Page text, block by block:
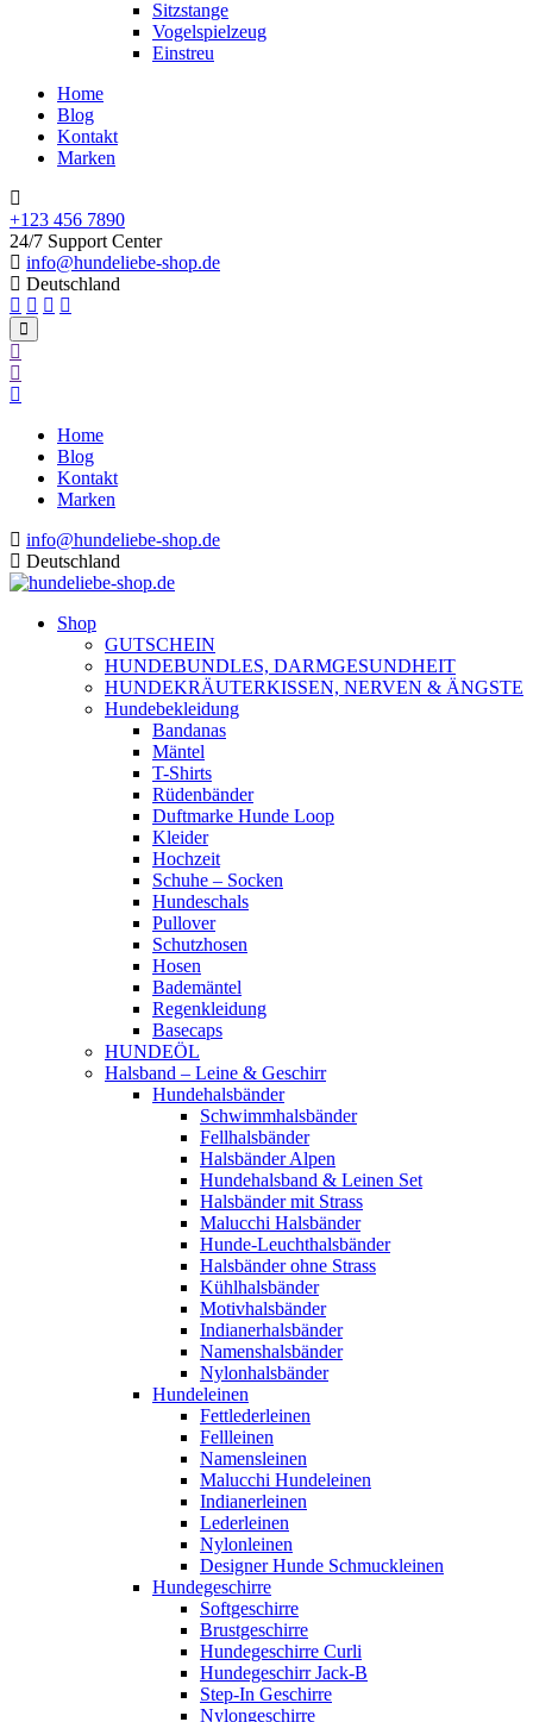
Sitzstange
Vogelspielzeug
Einstreu
Home
Blog
Kontakt
Marken
+123 456 7890
24/7 Support Center
info@hundeliebe-shop.de
Deutschland
Home
Blog
Kontakt
Marken
info@hundeliebe-shop.de
Deutschland
Shop
GUTSCHEIN
HUNDEBUNDLES, DARMGESUNDHEIT
HUNDEKRÄUTERKISSEN, NERVEN & ÄNGSTE
Hundebekleidung
Bandanas
Mäntel
T-Shirts
Rüdenbänder
Duftmarke Hunde Loop
Kleider
Hochzeit
Schuhe – Socken
Hundeschals
Pullover
Schutzhosen
Hosen
Bademäntel
Regenkleidung
Basecaps
HUNDEÖL
Halsband – Leine & Geschirr
Hundehalsbänder
Schwimmhalsbänder
Fellhalsbänder
Halsbänder Alpen
Hundehalsband & Leinen Set
Halsbänder mit Strass
Malucchi Halsbänder
Hunde-Leuchthalsbänder
Halsbänder ohne Strass
Kühlhalsbänder
Motivhalsbänder
Indianerhalsbänder
Namenshalsbänder
Nylonhalsbänder
Hundeleinen
Fettlederleinen
Fellleinen
Namensleinen
Malucchi Hundeleinen
Indianerleinen
Lederleinen
Nylonleinen
Designer Hunde Schmuckleinen
Hundegeschirre
Softgeschirre
Brustgeschirre
Hundegeschirre Curli
Hundegeschirr Jack-B
Step-In Geschirre
Nylongeschirre